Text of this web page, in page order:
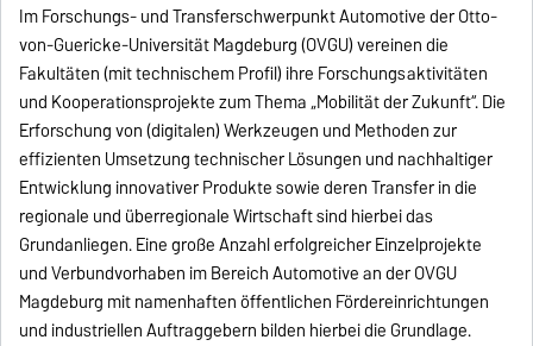
Im Forschungs- und Transferschwerpunkt Automotive der Otto-
von-Guericke-Universität Magdeburg (OVGU) vereinen die
Fakultäten (mit technischem Profil) ihre Forschungsaktivitäten
und Kooperationsprojekte zum Thema „Mobilität der Zukunft“. Die
Erforschung von (digitalen) Werkzeugen und Methoden zur
effizienten Umsetzung technischer Lösungen und nachhaltiger
Entwicklung innovativer Produkte sowie deren Transfer in die
regionale und überregionale Wirtschaft sind hierbei das
Grundanliegen. Eine große Anzahl erfolgreicher Einzelprojekte
und Verbundvorhaben im Bereich Automotive an der OVGU
Magdeburg mit namenhaften öffentlichen Fördereinrichtungen
und industriellen Auftraggebern bilden hierbei die Grundlage.